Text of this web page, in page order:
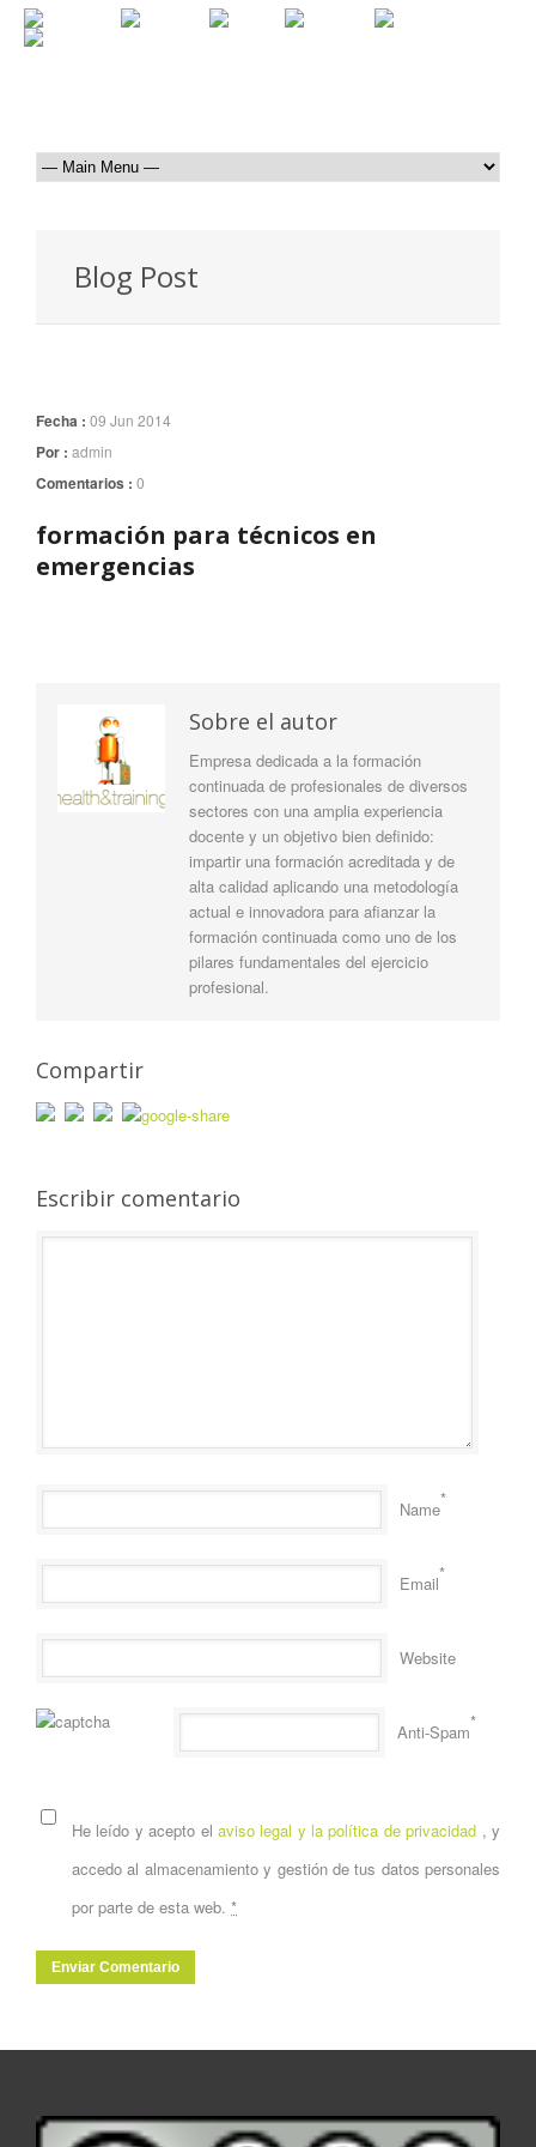
Blog Post
Fecha : 09 Jun 2014
Por : admin
Comentarios : 0
formación para técnicos en
emergencias
Sobre el autor
Empresa dedicada a la formación
continuada de profesionales de diversos
sectores con una amplia experiencia
docente y un objetivo bien definido:
impartir una formación acreditada y de
alta calidad aplicando una metodología
actual e innovadora para afianzar la
formación continuada como uno de los
pilares fundamentales del ejercicio
profesional.
Compartir
Escribir comentario
Name*
Email*
Website
Anti-Spam*
He leído y acepto el aviso legal y la política de privacidad , y
accedo al almacenamiento y gestión de tus datos personales
por parte de esta web. *